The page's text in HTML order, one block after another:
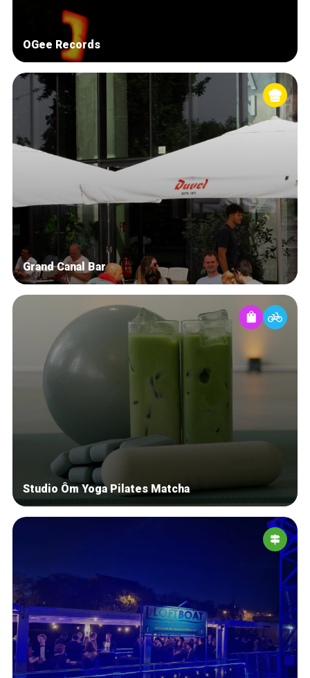
OGee Records
Grand Canal Bar
Studio Ôm Yoga Pilates Matcha